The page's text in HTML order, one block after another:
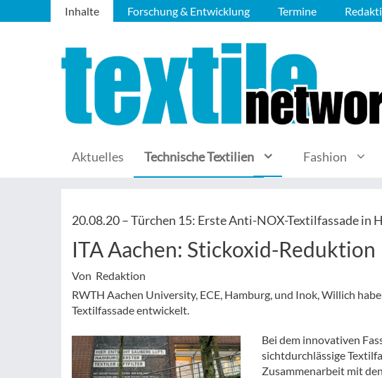
Inhalte Forschung & Entwicklung Termine
Aktuelles Technische Textilien Fashion
20.08.20 –Türchen 15: Erste Anti-NOX-Textilfassade in
ITA Aachen: Stickoxid-Reduktion
Von Redaktion
RWTH Aachen University, ECE, Hamburg, und Inok, Willich
Textilfassade entwickelt.
Bei dem innovativen
sichtdurchlässige
Zusammenarbeit mit